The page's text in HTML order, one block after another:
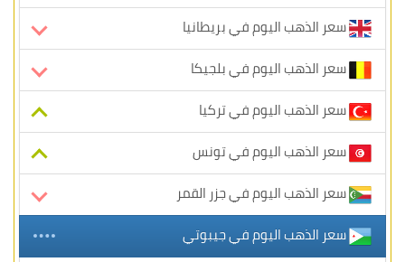
سعر الذهب اليوم في بريطانيا
سعر الذهب اليوم في بلجيكا
سعر الذهب اليوم في تركيا
سعر الذهب اليوم في تونس
سعر الذهب اليوم في جزر القمر
سعر الذهب اليوم في جيبوتي